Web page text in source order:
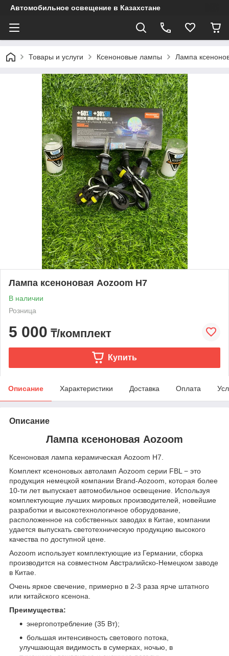
Автомобильное освещение в Казахстане
Товары и услуги Ксеноновые лампы Лампа
Лампа ксеноновая Aozoom H7
В наличии
Розница
5 000 ₸/комплект
Купить
Описание Характеристики Доставка Оплата
Описание
Лампа ксеноновая Aozoom
Ксеноновая лампа керамическая Aozoom H7.
Комплект ксеноновых автоламп Aozoom серии FBL − это
продукция немецкой компании Brand-Aozoom, которая более
10-ти лет выпускает автомобильное освещение. Используя
комплектующие лучших мировых производителей, новейшие
разработки и высокотехнологичное оборудование,
расположенное на собственных заводах в Китае, компании
удается выпускать светотехническую продукцию высокого
качества по доступной цене.
Aozoom использует комплектующие из Германии, сборка
производится на совместном Австралийско-Немецком заводе
в Китае.
Очень яркое свечение, примерно в 2-3 раза ярче штатного
или китайского ксенона.
Преимущества:
энергопотребление (35 Вт);
большая интенсивность светового потока,
улучшающая видимость в сумерках, ночью, в